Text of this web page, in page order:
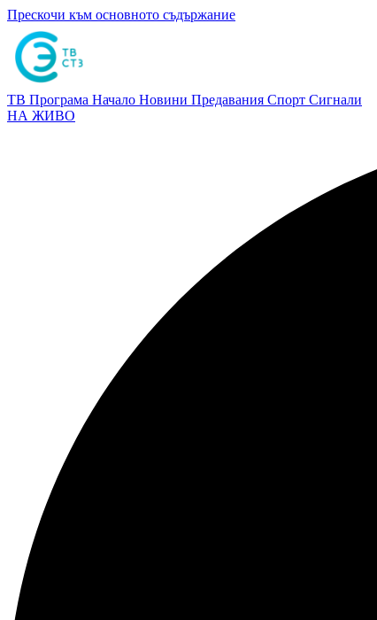
Прескочи към основното съдържание
ТВ Програма Начало Новини Предавания Спорт Сигнали
НА ЖИВО